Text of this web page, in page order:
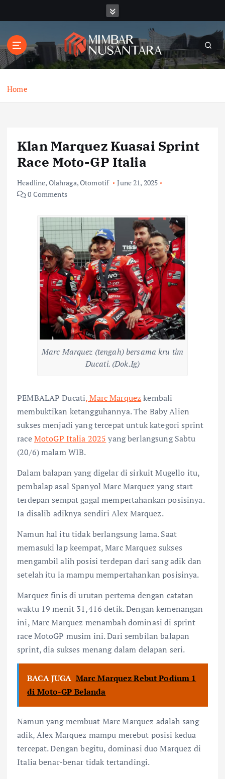
t
o
Home
Klan Marquez Kuasai Sprint
Race Moto-GP Italia
Headline, Olahraga,Otomotif
June 21, 2025
0 Comments
Marc Marquez (tengah) bersama kru tim
Ducati. (Dok.Ig)
PEMBALAP Ducati, Marc Marquez kembali
membuktikan ketangguhannya. The Baby Alien
sukses menjadi yang tercepat untuk kategori sprint
raceMotoGP Italia 2025 yang berlangsung Sabtu
(20/6) malam WIB.
Dalam balapan yang digelar di sirkuit Mugello itu,
pembalap asal Spanyol Marc Marquez yang start
terdepan sempat gagal mempertahankan posisinya.
Ia disalib adiknya sendiri Alex Marquez.
Namun hal itu tidak berlangsung lama. Saat
memasuki lap keempat, Marc Marquez sukses
mengambil alih posisi terdepan dari sang adik dan
setelah itu ia mampu mempertahankan posisinya.
Marquez finis di urutan pertema dengan catatan
waktu 19 menit 31,416 detik. Dengan kemenangan
ini, Marc Marquez menambah dominasi di sprint
race MotoGP musim ini. Dari sembilan balapan
sprint, dia sukses menang dalam delapan seri.
BACA JUGA Marc Marquez Rebut Podium 1
di Moto-GP Belanda
Namun yang membuat Marc Marquez adalah sang
adik, Alex Marquez mampu merebut posisi kedua
tercepat. Dengan begitu, dominasi duo Marquez di
Italia benar-benar tidak tertandingi.